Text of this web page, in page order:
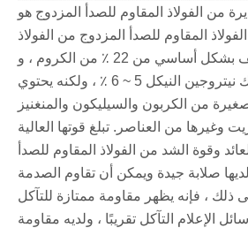
من الفولاذ المقاوم للصدأ المزدوج هو
الفولاذ المقاوم للصدأ المزدوج من الفولاذ
المقاوم للصدأ ، ويتألف بشكل أساسي من 22 ٪ من الكروم ، و
3 ٪ الموليبدينوم وسبائك نيتروجين النيكل 5 ~ 6 ٪ ، ولكنه يحتوي
من الكربون والسيليكون والمنغنيز
وغيرها من العناصر. تبلغ قوتها العالية
وقوة الشد من الفولاذ المقاوم للصدأ
صلابة جيدة ويمكن أن تقاوم الصدمة
ذلك ، فإنه يظهر مقاومة ممتازة للتآكل
الإعلام التآكل تقريبًا ، ولديه مقاومة